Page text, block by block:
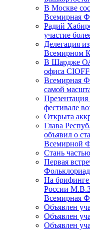
В Москве
Всемирная
Радий
участие
Делегация
Всемирном
В Шардже
офиса
Всемирная
самой
фестивале
Открыта
Глава
объявил о
Всемирной
Стань
Первая
На
России
Всемирная
Объявлен
Объявлен
Объявлен